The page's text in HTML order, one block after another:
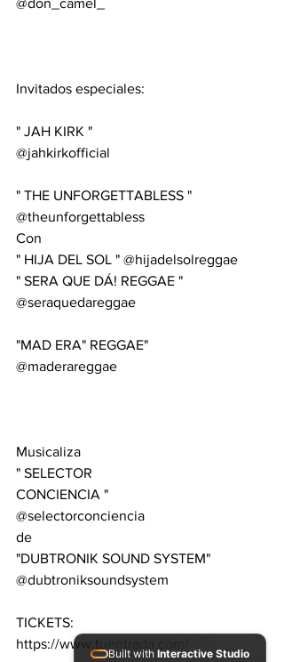
@don_camel_
Invitados especiales:
" JAH KIRK "
@jahkirkofficial
" THE UNFORGETTABLESS "
@theunforgettabless
Con
" HIJA DEL SOL " @hijadelsolreggae
" SERA QUE DÁ! REGGAE "
@seraquedareggae
"MAD ERA" REGGAE"
@maderareggae
Musicaliza
" SELECTOR
CONCIENCIA "
@selectorconciencia
de
"DUBTRONIK SOUND SYSTEM"
@dubtroniksoundsystem
TICKETS:
https://www.tuentrada.com/
Built with Interactive Studio